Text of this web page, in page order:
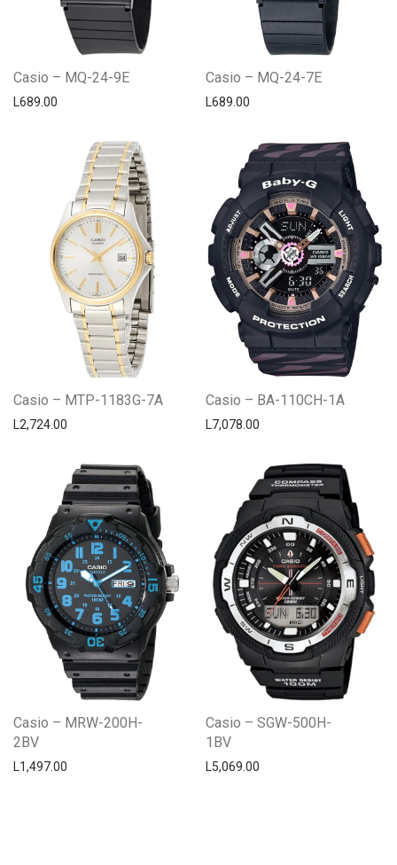
Casio – MQ-24-9E
L689.00
Casio – MQ-24-7E
L689.00
Casio – MTP-1183G-7A
L2,724.00
Casio – BA-110CH-1A
L7,078.00
Casio – MRW-200H-
2BV
L1,497.00
Casio – SGW-500H-
1BV
L5,069.00